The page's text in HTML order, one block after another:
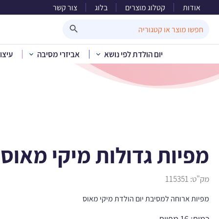
אודות קטלוג מוצרים בלוג צור קשר
for:
יום הולדת לפי נושא אביזרי מסיבה
בית» קטלוג מוצרים »
מפיות גדולות מיקי
מק"ט: 115351
מפיות ארוחה למסיבת יום הולדת מיקי מאוס